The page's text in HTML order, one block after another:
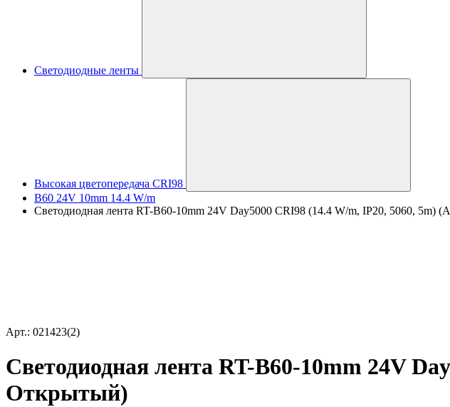
Светодиодные ленты
Высокая цветопередача CRI98
B60 24V 10mm 14.4 W/m
Светодиодная лента RT-B60-10mm 24V Day5000 CRI98 (14.4 W/m, IP20, 5060, 5m)
Арт.: 021423(2)
Светодиодная лента RT-B60-10mm 24V
Открытый)